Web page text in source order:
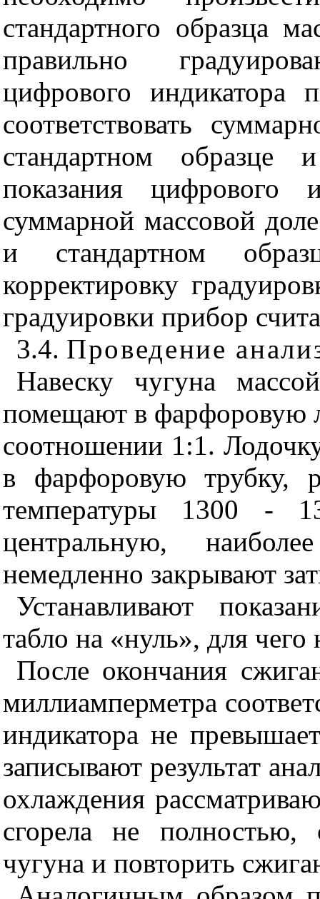
стандартного образца
правильно
цифрового индикатора
соответствовать
стандартном
показания цифрового
суммарной массовой
и стандартном
корректировку
градуировки прибор
3.4. Проведение
Навеску чугуна
помещают в фарфоровую
соотношении 1:1.
в фарфоровую трубку,
температуры 1300 -
центральную,
немедленно закрывают
Устанавливают
табло на «нуль», для
После окончания
миллиамперметра
индикатора не
записывают результат
охлаждения
сгорела не полностью,
чугуна и повторить